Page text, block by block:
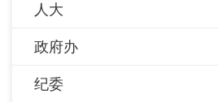
人大
政府办
纪委